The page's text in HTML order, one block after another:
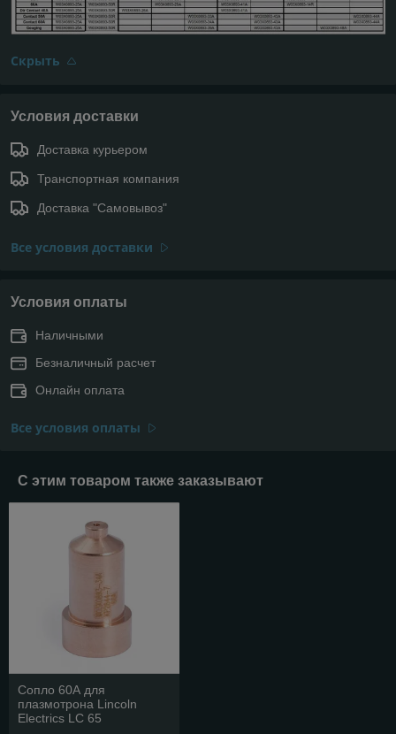
Скрыть
Условия доставки
Доставка курьером
Транспортная компания
Доставка "Самовывоз"
Все условия доставки
Условия оплаты
Наличными
Безналичный расчет
Онлайн оплата
Все условия оплаты
С этим товаром также заказывают
Сопло 60А для
плазмотрона Lincoln
Electrics LC 65